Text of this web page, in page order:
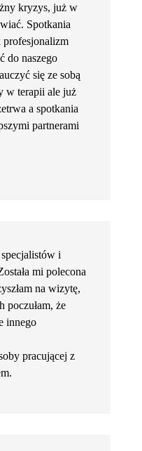
kryzys, już w
Spotkania
profesjonalizm
do naszego
się ze sobą
w terapii ale już
a spotkania
partnerami
i
mi polecona
na wizytę,
poczułam, że
innego
pracującej z